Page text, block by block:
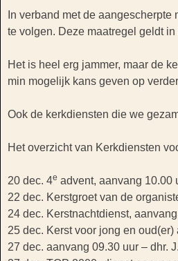
In verband met de
te volgen. Deze maatregel geldt
Het is heel erg jammer, maar de
min mogelijk kans geven op
Ook de kerkdiensten die we
Het overzicht van Kerkdiensten
20 dec. 4e advent, aanvang 10.00
22 dec. Kerstgroet van de
24 dec. Kerstnachtdienst,
25 dec. Kerst voor jong en
27 dec. aanvang 09.30 uur – dhr.